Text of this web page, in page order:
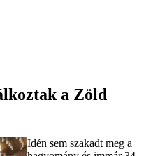
a Zöld
Idén sem szakadt meg a